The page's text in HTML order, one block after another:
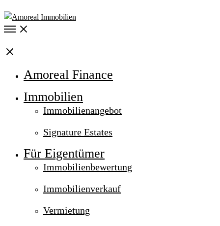
Open
Close
Amoreal Finance
Immobilien
Immobilienangebot
Signature Estates
Für Eigentümer
Immobilienbewertung
Immobilienverkauf
Vermietung